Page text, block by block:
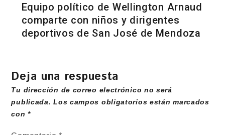
Equipo político de Wellington Arnaud
comparte con niños y dirigentes
deportivos de San José de Mendoza
Deja una respuesta
Tu dirección de correo electrónico no será
publicada. Los campos obligatorios están marcados
con*